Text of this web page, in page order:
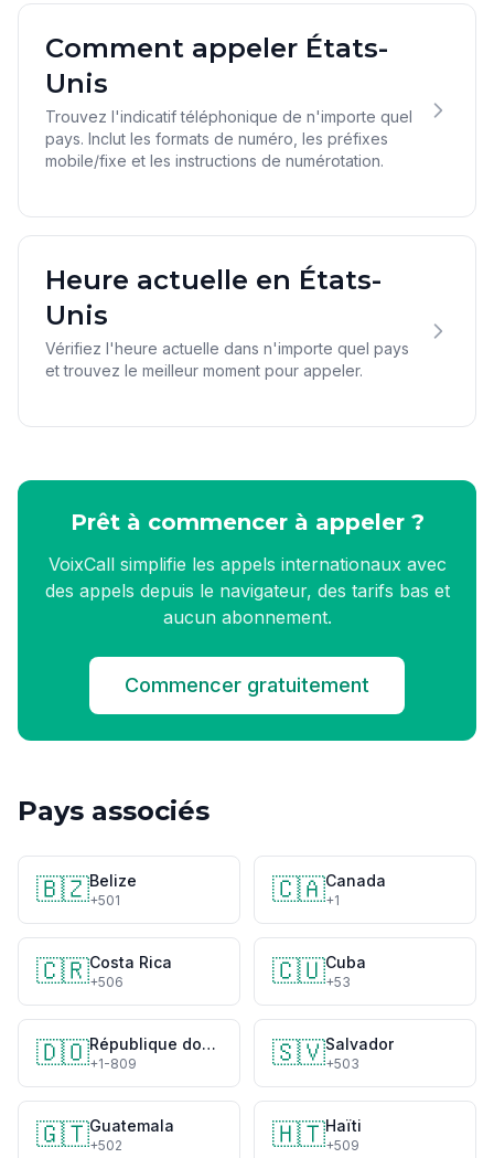
Comment appeler États-
Unis
Trouvez l'indicatif téléphonique de n'importe quel
pays. Inclut les formats de numéro, les préfixes
mobile/fixe et les instructions de numérotation.
Heure actuelle en États-
Unis
Vérifiez l'heure actuelle dans n'importe quel pays
et trouvez le meilleur moment pour appeler.
Prêt à commencer à appeler ?
VoixCall simplifie les appels internationaux avec
des appels depuis le navigateur, des tarifs bas et
aucun abonnement.
Commencer gratuitement
Pays associés
🇧🇿Belize
+501 🇨🇦Canada
+1
🇨🇷Costa Rica
+506 🇨🇺Cuba
+53
🇩🇴 République dominicaine
+1-809 🇸🇻Salvador
+503
🇬🇹Guatemala
+502 🇭🇹Haïti
+509